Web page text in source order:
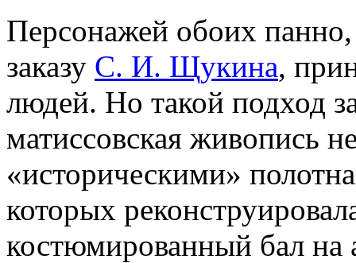
Персонажей обоих
заказу С. И. Щукина,
людей. Но такой подход
матиссовская живопись
«историческими»
которых
костюмированный бал на